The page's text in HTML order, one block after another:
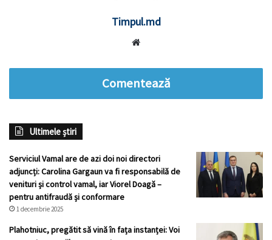
Timpul.md
Comentează
Ultimele știri
Serviciul Vamal are de azi doi noi directori
adjuncți: Carolina Gargaun va fi responsabilă de
venituri și control vamal, iar Viorel Doagă –
pentru antifraudă și conformare
1 decembrie 2025
Plahotniuc, pregătit să vină în fața instanței: Voi